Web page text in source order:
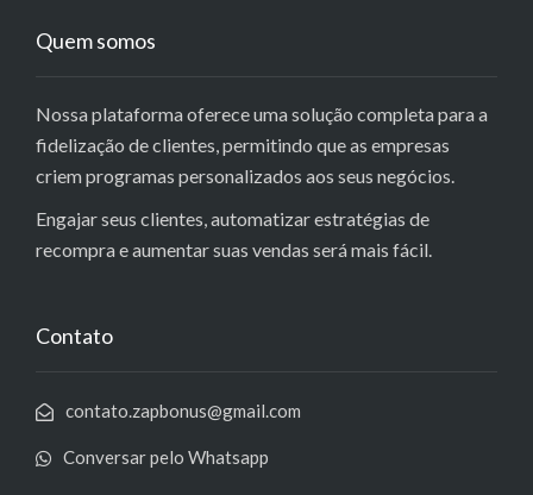
Quem somos
Nossa plataforma oferece uma solução completa para a
fidelização de clientes, permitindo que as empresas
criem programas personalizados aos seus negócios.
Engajar seus clientes, automatizar estratégias de
recompra e aumentar suas vendas será mais fácil.
Contato
contato.zapbonus@gmail.com
Conversar pelo Whatsapp